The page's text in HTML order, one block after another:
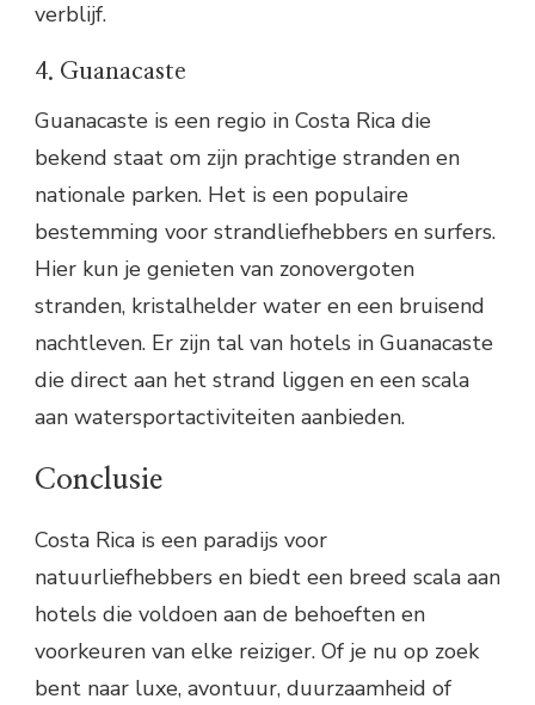
verblijf.
4. Guanacaste
Guanacaste is een regio in Costa Rica die
bekend staat om zijn prachtige stranden en
nationale parken. Het is een populaire
bestemming voor strandliefhebbers en surfers.
Hier kun je genieten van zonovergoten
stranden, kristalhelder water en een bruisend
nachtleven. Er zijn tal van hotels in Guanacaste
die direct aan het strand liggen en een scala
aan watersportactiviteiten aanbieden.
Conclusie
Costa Rica is een paradijs voor
natuurliefhebbers en biedt een breed scala aan
hotels die voldoen aan de behoeften en
voorkeuren van elke reiziger. Of je nu op zoek
bent naar luxe, avontuur, duurzaamheid of